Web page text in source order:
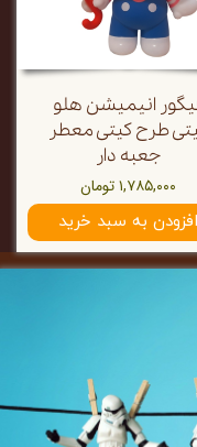
انیمیشن هلو
طرح کیتی معطر
جعبه دار
۱,۷۸۵,۰۰۰ تومان
افزودن به سبد خرید